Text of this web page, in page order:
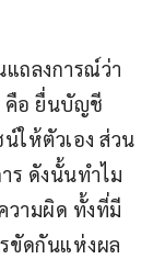
ถลงการณ์ว่า
คือ ยื่นบัญชี
ให้ตัวเอง ส่วน
ร ดังนั้นทำไม
วามผิด ทั้งที่มี
ขัดกันแห่งผล